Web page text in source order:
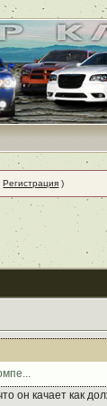
Регистрация )
он качает как